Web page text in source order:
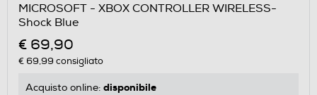
MICROSOFT - XBOX CONTROLLER WIRELESS-
Shock Blue
€ 69,90
€ 69,99 consigliato
Acquisto online: disponibile